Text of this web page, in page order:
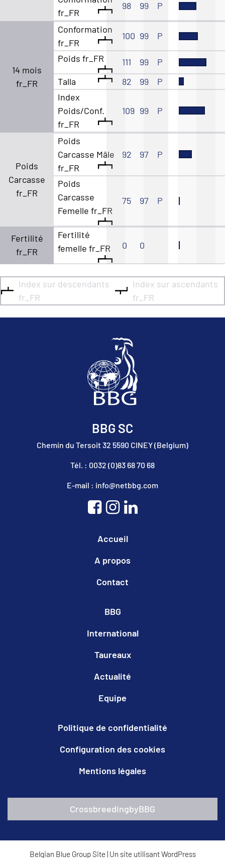
fr_FR
98 99 P
14 mois
fr_FR
Conformation
fr_FR
100 99 P
Poids fr_FR 111 99
P
Talla
82 99
P
Index
Poids/Conf.
fr_FR
109 99 P
Poids
Carcasse
fr_FR
Poids
Carcasse Mâle
fr_FR
92 97 P
Poids
Carcasse
Femelle fr_FR
75 97 P
Fertilité
fr_FR
Fertilité
femelle fr_FR
0 0
Index sur descendants
fr_FR
Index sur ascendants
fr_FR
BBG SC
Chemin du Tersoit 32 5590 CINEY (Belgium)
Tél. : 0032 (0)83 68 70 68
E-mail : info@netbbg.com
Accueil
A propos
Contact
BBG
International
Taureaux
Actualité
Equipe
Politique de confidentialité
Configuration des cookies
Mentions légales
CrossbreedingbyBBG
Belgian Blue Group Site | Un site utilisant WordPress